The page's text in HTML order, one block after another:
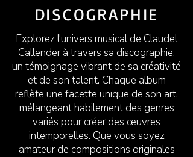
DISCOGRAPHIE
Explorez l'univers musical de Claudel
Callender à travers sa discographie,
un témoignage vibrant de sa créativité
et de son talent. Chaque album
reflète une facette unique de son art,
mélangeant habilement des genres
variés pour créer des œuvres
intemporelles. Que vous soyez
amateur de compositions originales